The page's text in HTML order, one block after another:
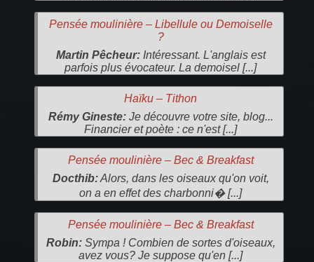
Pensée moulinière – Libellule ou Demoiselle
?
Martin Pêcheur:Intéressant. L'anglais est
parfois plus évocateur. La demoisel [...]
Haïku – Tithon
Rémy Gineste:Je découvre votre site, blog...
Financier et poète : ce n'est [...]
Pensée moulinière – Bec & Breakfast
Docthib:Alors, dans les oiseaux qu'on voit,
on a en effet des charbonni� [...]
Pensée moulinière – Bec & Breakfast
Robin:Sympa ! Combien de sortes d'oiseaux,
avez vous? Je suppose qu'en [...]